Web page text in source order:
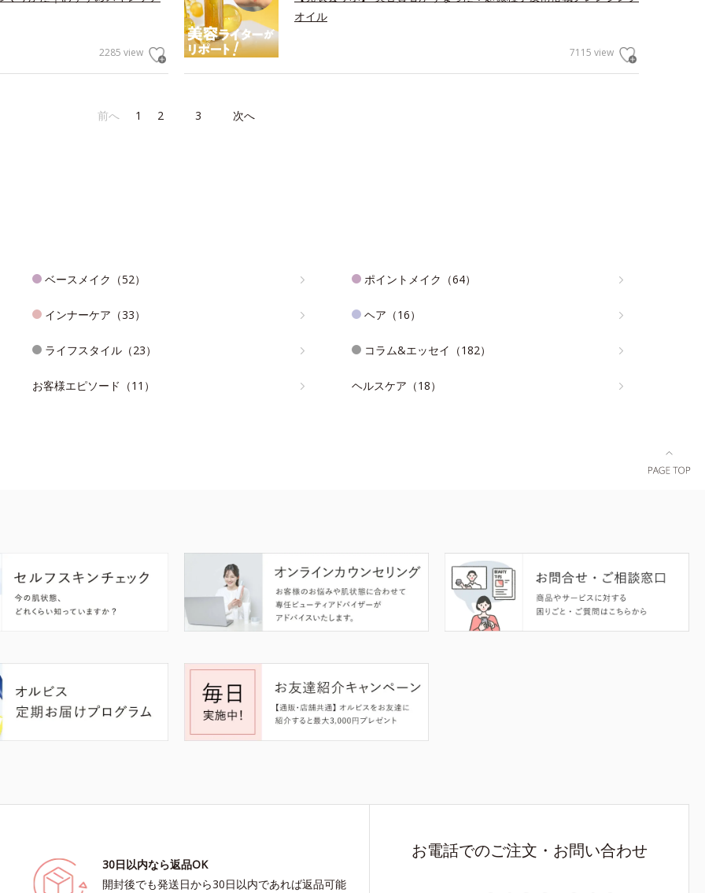
2285 view
オイル
7115 view
前へ 1 2 3 次へ
ベースメイク（52） ポイントメイク（64）
インナーケア（33） ヘア（16）
ライフスタイル（23） コラム&エッセイ（182）
お客様エピソード（11） ヘルスケア（18）
30日以内なら返品OK
開封後でも発送日から30日以内であれば返品可能
お電話でのご注文・お問い合わせ